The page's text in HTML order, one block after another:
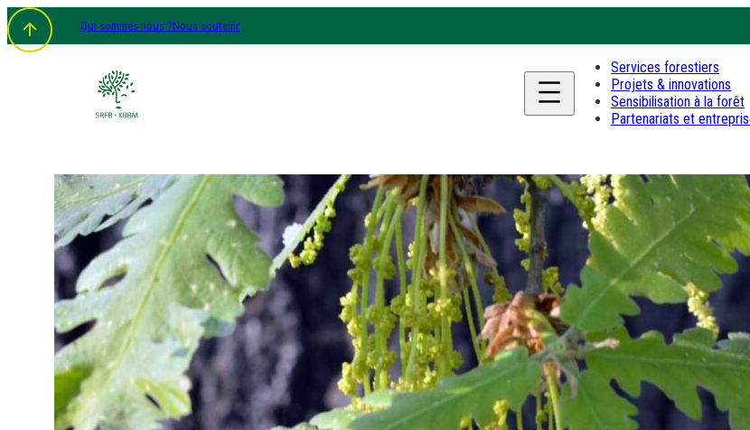
Qui sommes-nous ?Nous soutenir
Services forestiers
Projets & innovations
Sensibilisation à la forêt
Partenariats et